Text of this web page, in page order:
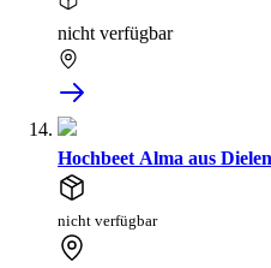
nicht verfügbar
Hochbeet Alma aus
nicht verfügbar